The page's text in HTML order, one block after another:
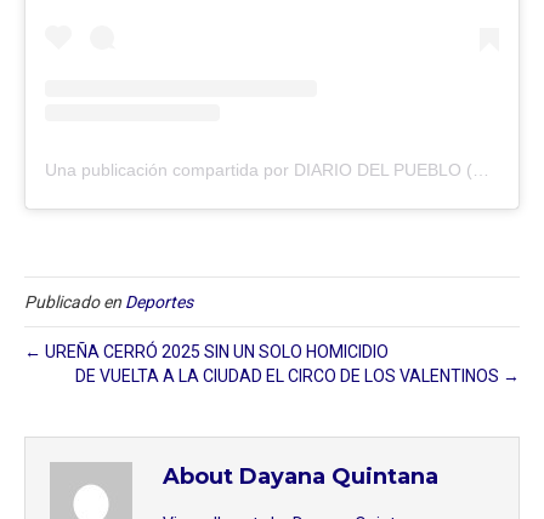
Publicado en Deportes
← UREÑA CERRÓ 2025 SIN UN SOLO HOMICIDIO
DE VUELTA A LA CIUDAD EL CIRCO DE LOS VALENTINOS →
About Dayana Quintana